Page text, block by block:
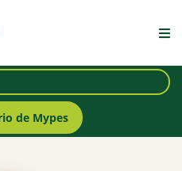
de Mypes